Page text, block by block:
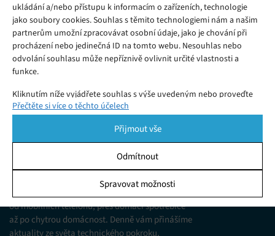
ukládání a/nebo přístupu k informacím o zařízeních, technologie
jako soubory cookies. Souhlas s těmito technologiemi nám a našim
partnerům umožní zpracovávat osobní údaje, jako je chování při
procházení nebo jedinečná ID na tomto webu. Nesouhlas nebo
odvolání souhlasu může nepříznivě ovlivnit určité vlastnosti a
funkce.
Kliknutím níže vyjádřete souhlas s výše uvedeným nebo proveďte
podrobnější rozhodnutí. Vaše volby budou použity pouze na tomto
pomocí přepínačů v Zásadách cookies nebo kliknutím na tlačítko
Spravovat souhlas ve spodní části obrazovky.
Ukládání a/nebo přístup k informacím v zařízení, Porozumění
publiku prostřednictvím statistik nebo kombinací údajů z
různých zdrojů.
Přečtěte si více o těchto účelech
Přijmout vše
Odmítnout
Spravovat možnosti
Podle organizace RIAA (Recording Industry Association of
America) dosáhl počet amerických předplatitelů
streamovacích hudebních služeb 30 milionů.
Jsme web zajímající se o technologické novinky
od mobilních telefonů, přes domácí spotřebiče
až po chytrou domácnost. Denně vám přinášíme
aktuality ze světa technického pokroku,